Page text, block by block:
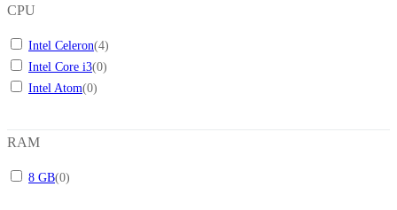
CPU
Intel Celeron(4)
Intel Core i3(0)
Intel Atom(0)
RAM
8 GB(0)